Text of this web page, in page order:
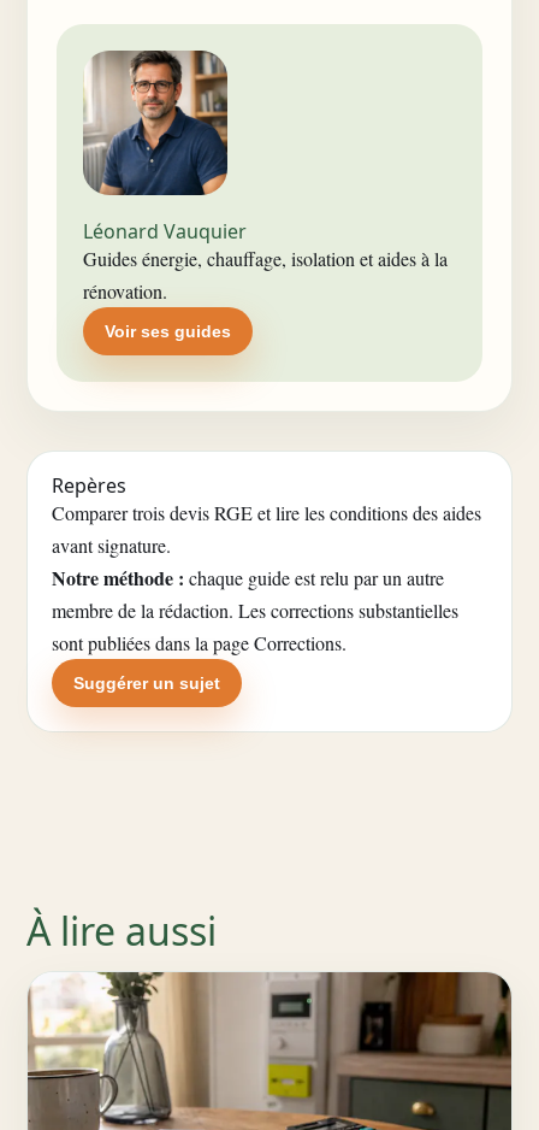
Léonard Vauquier
Guides énergie, chauffage, isolation et aides à la
rénovation.
Voir ses guides
Repères
Comparer trois devis RGE et lire les conditions des aides
avant signature.
Notre méthode : chaque guide est relu par un autre
membre de la rédaction. Les corrections substantielles
sont publiées dans la page Corrections.
Suggérer un sujet
À lire aussi